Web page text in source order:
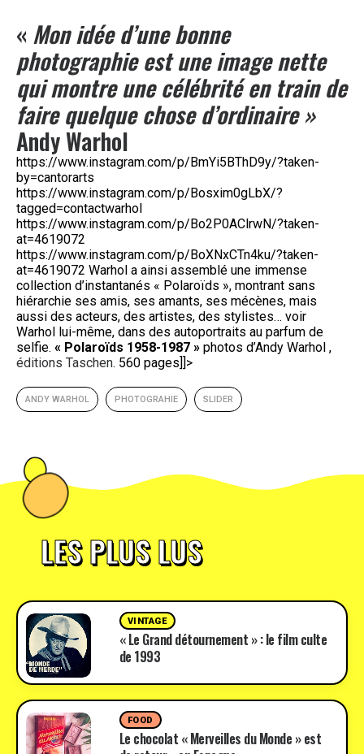
« Mon idée d’une bonne
photographie est une image nette
qui montre une célébrité en train de
faire quelque chose d’ordinaire »
Andy Warhol
https://www.instagram.com/p/BmYi5BThD9y/?taken-
by=cantorarts
https://www.instagram.com/p/Bosxim0gLbX/?
tagged=contactwarhol
https://www.instagram.com/p/Bo2P0AClrwN/?taken-
at=4619072
https://www.instagram.com/p/BoXNxCTn4ku/?taken-
at=4619072 Warhol a ainsi assemblé une immense
collection d’instantanés « Polaroïds », montrant sans
hiérarchie ses amis, ses amants, ses mécènes, mais
aussi des acteurs, des artistes, des stylistes… voir
Warhol lui-même, dans des autoportraits au parfum de
selfie. « Polaroïds 1958-1987 » photos d’Andy Warhol ,
éditions Taschen. 560 pages]]>
ANDY WARHOL PHOTOGRAHIE SLIDER
LES PLUS LUS
VINTAGE
« Le Grand détournement » : le film culte
de 1993
FOOD
Le chocolat « Merveilles du Monde » est